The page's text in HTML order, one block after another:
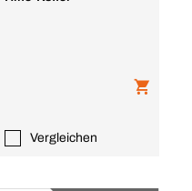
Vergleichen